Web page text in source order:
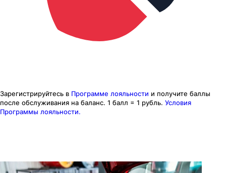
Зарегистрируйтесь в Программе лояльности и получите баллы
после обслуживания на баланс. 1 балл = 1 рубль. Условия
Программы лояльности.